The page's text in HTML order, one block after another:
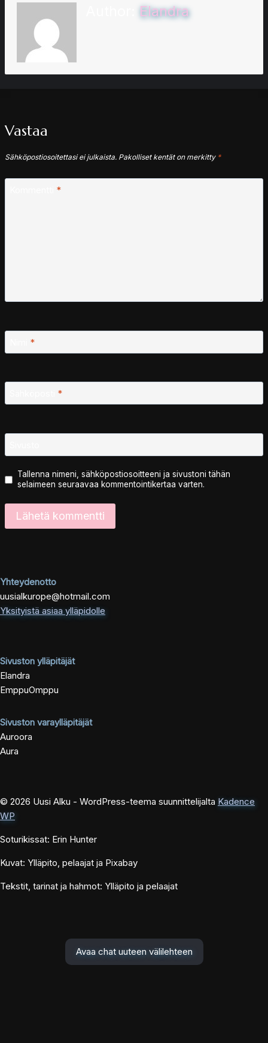
Elandra
Vastaa
Sähköpostiosoitettasi ei julkaista. Pakolliset kentät on merkitty *
*
*
*
Tallenna nimeni, sähköpostiosoitteeni ja sivustoni tähän
selaimeen seuraavaa kommentointikertaa varten.
Yhteydenotto
uusialkurope@hotmail.com
Yksityistä asiaa ylläpidolle
Sivuston ylläpitäjät
Elandra
EmppuOmppu
Sivuston varaylläpitäjät
Auroora
Aura
© 2026 Uusi Alku - WordPress-teema suunnittelijalta Kadence
WP
Soturikissat: Erin Hunter
Kuvat: Ylläpito, pelaajat ja Pixabay
Tekstit, tarinat ja hahmot: Ylläpito ja pelaajat
Avaa chat uuteen välilehteen